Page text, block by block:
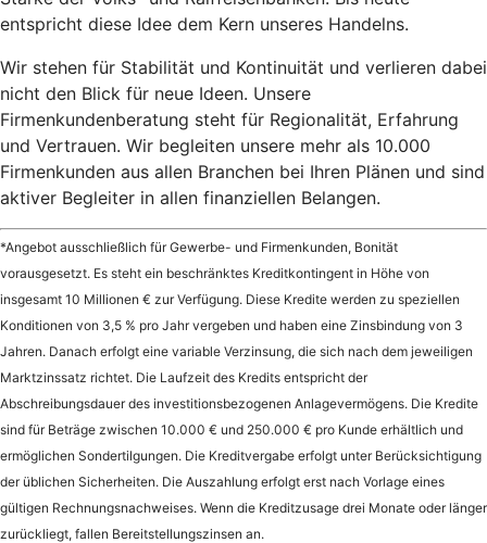
entspricht diese Idee dem Kern unseres Handelns.
Wir stehen für Stabilität und Kontinuität und verlieren dabei
nicht den Blick für neue Ideen. Unsere
Firmenkundenberatung steht für Regionalität, Erfahrung
und Vertrauen. Wir begleiten unsere mehr als 10.000
Firmenkunden aus allen Branchen bei Ihren Plänen und sind
aktiver Begleiter in allen finanziellen Belangen.
*Angebot ausschließlich für Gewerbe- und Firmenkunden, Bonität
vorausgesetzt. Es steht ein beschränktes Kreditkontingent in Höhe von
insgesamt 10 Millionen € zur Verfügung. Diese Kredite werden zu speziellen
Konditionen von 3,5 % pro Jahr vergeben und haben eine Zinsbindung von 3
Jahren. Danach erfolgt eine variable Verzinsung, die sich nach dem jeweiligen
Marktzinssatz richtet. Die Laufzeit des Kredits entspricht der
Abschreibungsdauer des investitionsbezogenen Anlagevermögens. Die Kredite
sind für Beträge zwischen 10.000 € und 250.000 € pro Kunde erhältlich und
ermöglichen Sondertilgungen. Die Kreditvergabe erfolgt unter Berücksichtigung
der üblichen Sicherheiten. Die Auszahlung erfolgt erst nach Vorlage eines
gültigen Rechnungsnachweises. Wenn die Kreditzusage drei Monate oder länger
zurückliegt, fallen Bereitstellungszinsen an.